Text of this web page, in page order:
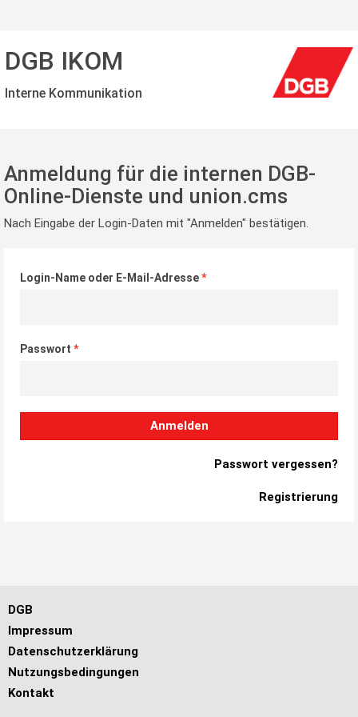
DGB IKOM
Interne Kommunikation
Anmeldung für die internen DGB-
Online-Dienste und union.cms
Nach Eingabe der Login-Daten mit "Anmelden" bestätigen.
Login-Name oder E-Mail-Adresse
Passwort
Anmelden
Passwort vergessen?
Registrierung
DGB
Impressum
Datenschutzerklärung
Nutzungsbedingungen
Kontakt